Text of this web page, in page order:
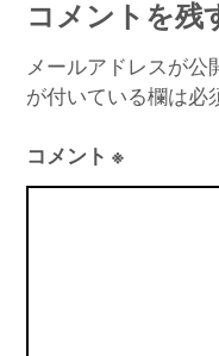
ビ
ゲ
ー
シ
ョ
コメントを残
メールアドレスが公
が付いている欄は必
コメント※